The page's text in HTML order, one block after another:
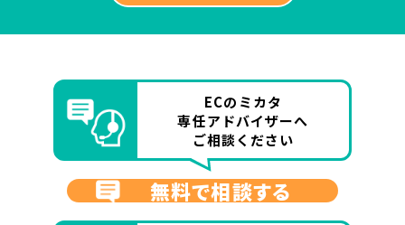
ECのミカタ
専任アドバイザーへ
ご相談ください
無料で相談する